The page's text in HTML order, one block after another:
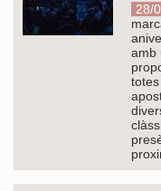
28/
amb